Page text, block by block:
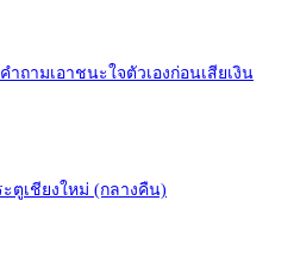
ำถามเอาชนะใจตัวเองก่อนเสียเงิน
ตูเชียงใหม่ (กลางคืน)